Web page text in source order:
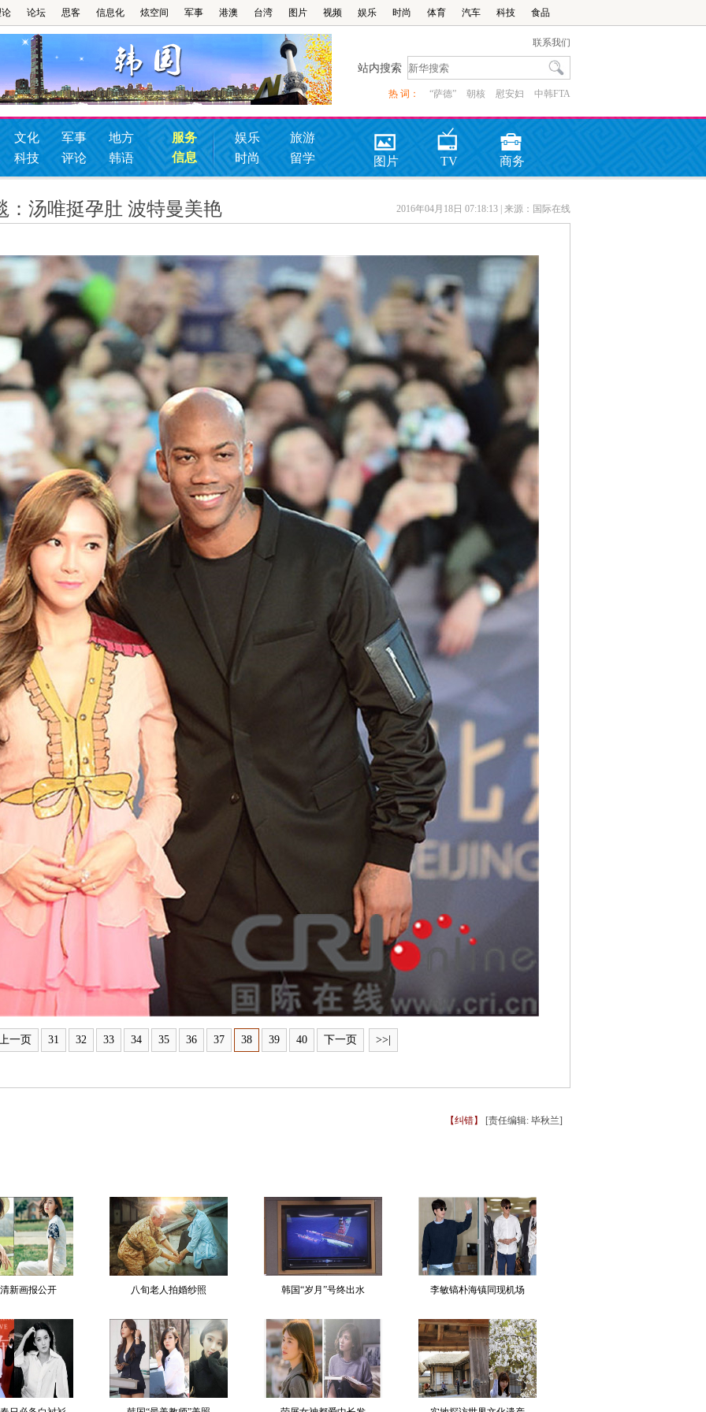
论坛 思客 信息化 炫空间 军事 港澳 台湾 图片 视频 娱乐 时尚 体育 汽车 科技 食品
联系我们
站内搜索
热 词： “萨德” 朝核 慰安妇 中韩FTA
文化 军事
地方
科技
评论 韩语
服务
信息
娱乐
旅游
时尚
留学 图片 TV 商务
：汤唯挺孕肚 波特曼美艳 2016年04月18日 07:18:13 | 来源：国际在线
一页 31 32 33 34 35 36 37 38 39 40 下一页 >>|
【纠错】 [责任编辑: 毕秋兰]
新画报公开 八旬老人拍婚纱照 韩国“岁月”号终出水 李敏镐朴海镇同现机场